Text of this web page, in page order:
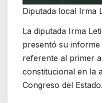
Diputada local Irma
La diputada Irma
presentó su
referente al primer
constitucional en la
Congreso del Estado.